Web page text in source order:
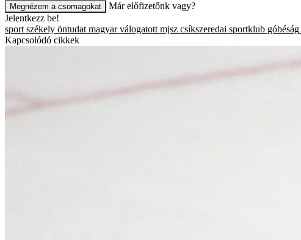
Megnézem a csomagokat
Már előfizetőnk vagy?
Jelentkezz be!
sport székely öntudat magyar válogatott mjsz csíkszeredai sportklub góbéság
Kapcsolódó cikkek